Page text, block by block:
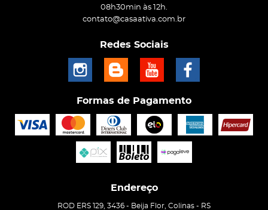
08h30min às 12h.
contato@casaativa.com.br
Redes Sociais
Formas de Pagamento
Endereço
ROD ERS 129, 3436 - Beija Flor, Colinas - RS